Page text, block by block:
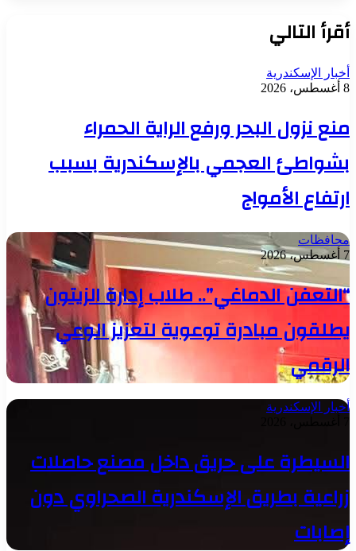
أقرأ التالي
أخبار الإسكندرية
8 أغسطس، 2026
منع نزول البحر ورفع الراية الحمراء
بشواطئ العجمي بالإسكندرية بسبب
ارتفاع الأمواج
محافظات
7 أغسطس، 2026
“التعفن الدماغي”.. طلاب إدارة الزيتون
يطلقون مبادرة توعوية لتعزيز الوعي
الرقمي
أخبار الإسكندرية
السيطرة على حريق داخل مصنع حاصلات
زراعية بطريق الإسكندرية الصحراوي دون
إصابات